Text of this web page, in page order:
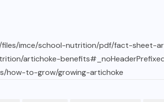
files/imce/school-nutrition/pdf/fact-sheet-
artichoke-
how-to-grow/growing-artichoke